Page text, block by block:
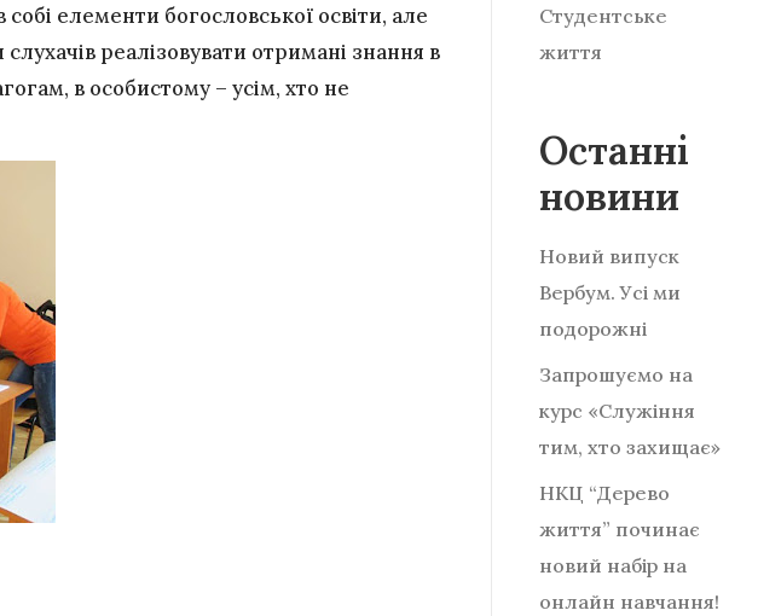
елементи богословської освіти, але
реалізовувати отримані знання в
в особистому – усім, хто не
Студентське
життя
Останні
новини
Новий випуск
Вербум. Усі ми
подорожні
Запрошуємо на
курс «Служіння
тим, хто захищає»
НКЦ “Дерево
життя” починає
новий набір на
онлайн навчання!